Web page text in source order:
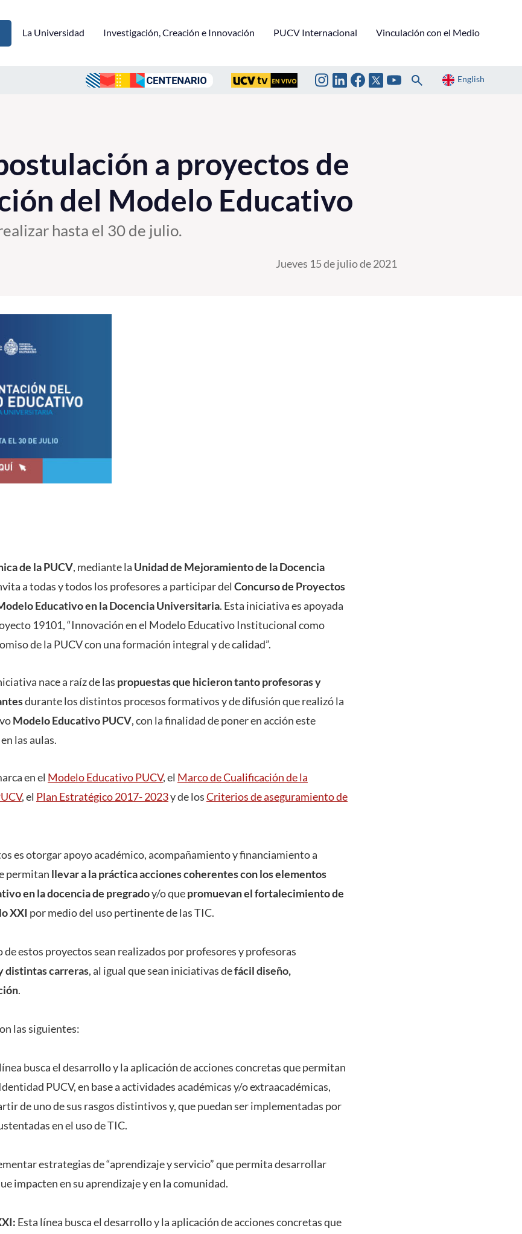
La Universidad Investigación, Creación e Innovación PUCV Internacional Vinculación con el Medio
English
a proyectos de
del Modelo Educativo
hasta el 30 de julio.
Jueves 15 de julio de 2021
de la PUCV, mediante la Unidad de Mejoramiento de la Docencia
a todas y todos los profesores a participar del Concurso de Proyectos
Educativo en la Docencia Universitaria. Esta iniciativa es apoyada
19101, “Innovación en el Modelo Educativo Institucional como
de la PUCV con una formación integral y de calidad”.
nace a raíz de las propuestas que hicieron tanto profesoras y
durante los distintos procesos formativos y de difusión que realizó la
Modelo Educativo PUCV, con la finalidad de poner en acción este
las aulas.
en el Modelo Educativo PUCV, el Marco de Cualificación de la
, el Plan Estratégico 2017- 2023y de losCriterios de aseguramiento de
es otorgar apoyo académico, acompañamiento y financiamiento a
permitan llevar a la práctica acciones coherentes con los elementos
en la docencia de pregradoy/o quepromuevan el fortalecimiento de
XXI por medio del uso pertinente de las TIC.
de estos proyectos sean realizados por profesores y profesoras
distintas carreras, al igual que sean iniciativas defácil diseño,
.
las siguientes:
busca el desarrollo y la aplicación de acciones concretas que permitan
PUCV, en base a actividades académicas y/o extraacadémicas,
de uno de sus rasgos distintivos y, que puedan ser implementadas por
en el uso de TIC.
estrategias de “aprendizaje y servicio” que permita desarrollar
impacten en su aprendizaje y en la comunidad.
Esta línea busca el desarrollo y la aplicación de acciones concretas que